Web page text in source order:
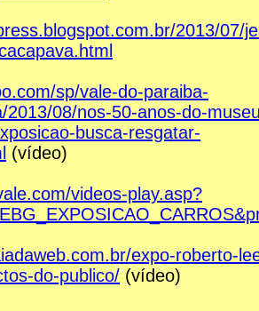
2013/07/
sp/vale-do-paraiba-
2013/08/nos-50-anos-do-
busca-resgatar-
(vídeo)
videos-play.asp?
expo-roberto-
do-publico/ (vídeo)